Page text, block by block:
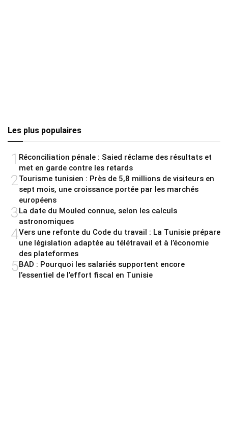
Les plus populaires
1 Réconciliation pénale : Saied réclame des résultats et
met en garde contre les retards
2Tourisme tunisien : Près de 5,8 millions de visiteurs en
sept mois, une croissance portée par les marchés
européens
3La date du Mouled connue, selon les calculs
astronomiques
4Vers une refonte du Code du travail : La Tunisie prépare
une législation adaptée au télétravail et à l’économie
des plateformes
5BAD : Pourquoi les salariés supportent encore
l’essentiel de l’effort fiscal en Tunisie